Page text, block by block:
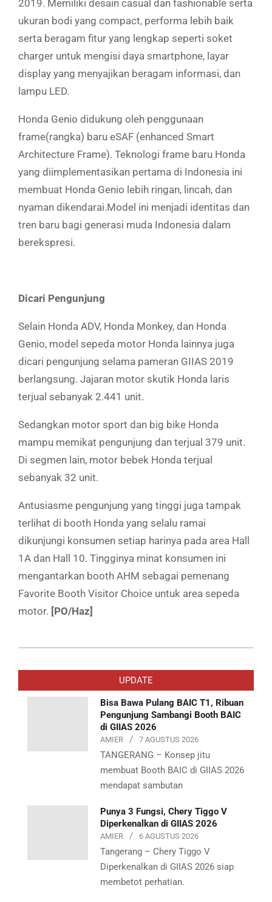
2019. Memiliki desain casual dan fashionable serta
ukuran bodi yang compact, performa lebih baik
serta beragam fitur yang lengkap seperti soket
charger untuk mengisi daya smartphone, layar
display yang menyajikan beragam informasi, dan
lampu LED.
Honda Genio didukung oleh penggunaan
frame(rangka) baru eSAF (enhanced Smart
Architecture Frame). Teknologi frame baru Honda
yang diimplementasikan pertama di Indonesia ini
membuat Honda Genio lebih ringan, lincah, dan
nyaman dikendarai.Model ini menjadi identitas dan
tren baru bagi generasi muda Indonesia dalam
berekspresi.
Dicari Pengunjung
Selain Honda ADV, Honda Monkey, dan Honda
Genio, model sepeda motor Honda lainnya juga
dicari pengunjung selama pameran GIIAS 2019
berlangsung. Jajaran motor skutik Honda laris
terjual sebanyak 2.441 unit.
Sedangkan motor sport dan big bike Honda
mampu memikat pengunjung dan terjual 379 unit.
Di segmen lain, motor bebek Honda terjual
sebanyak 32 unit.
Antusiasme pengunjung yang tinggi juga tampak
terlihat di booth Honda yang selalu ramai
dikunjungi konsumen setiap harinya pada area Hall
1A dan Hall 10. Tingginya minat konsumen ini
mengantarkan booth AHM sebagai pemenang
Favorite Booth Visitor Choice untuk area sepeda
motor. [PO/Haz]
07-
UPDATE
Bisa Bawa Pulang BAIC T1, Ribuan
Pengunjung Sambangi Booth BAIC
di GIIAS 2026
AMIER 7 AGUSTUS 2026
TANGERANG – Konsep jitu
membuat Booth BAIC di GIIAS 2026
mendapat sambutan
Punya 3 Fungsi, Chery Tiggo V
Diperkenalkan di GIIAS 2026
AMIER 6 AGUSTUS 2026
Tangerang – Chery Tiggo V
Diperkenalkan di GIIAS 2026 siap
membetot perhatian.